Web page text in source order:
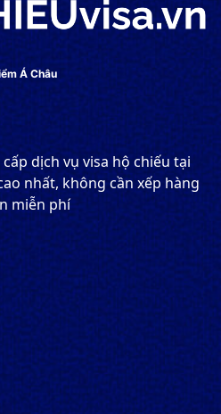
Á Châu
dịch vụ visa hộ chiếu tại
nhất, không cần xếp hàng
miễn phí